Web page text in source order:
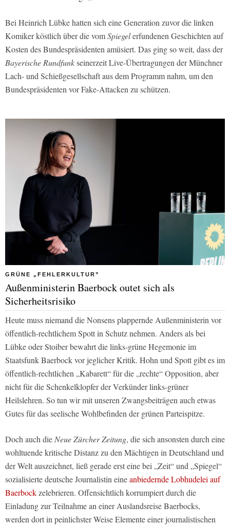
Bei Heinrich Lübke hatten sich eine Generation zuvor die linken
Komiker köstlich über die vomSpiegelerfundenen Geschichten auf
Kosten des Bundespräsidenten amüsiert. Das ging so weit, dass der
Bayerische Rundfunkseinerzeit Live-Übertragungen der Münchner
Lach- und Schießgesellschaft aus dem Programm nahm, um den
Bundespräsidenten vor Fake-Attacken zu schützen.
GRÜNE „FEHLERKULTUR”
Außenministerin Baerbock outet sich als
Sicherheitsrisiko
Heute muss niemand die Nonsens plappernde Außenministerin vor
öffentlich-rechtlichem Spott in Schutz nehmen. Anders als bei
Lübke oder Stoiber bewahrt die links-grüne Hegemonie im
Staatsfunk Baerbock vor jeglicher Kritik. Hohn und Spott gibt es im
öffentlich-rechtlichen „Kabarett“ für die „rechte“ Opposition, aber
nicht für die Schenkelklopfer der Verkünder links-grüner
Heilslehren. So tun wir mit unseren Zwangsbeiträgen auch etwas
Gutes für das seelische Wohlbefinden der grünen Parteispitze.
Doch auch die Neue Zürcher Zeitung, die sich ansonsten durch eine
wohltuende kritische Distanz zu den Mächtigen in Deutschland und
der Welt auszeichnet, ließ gerade erst eine bei „Zeit“ und „Spiegel“
sozialisierte deutsche Journalistin eineanbiedernde Lobhudelei auf
Baerbockzelebrieren. Offensichtlich korrumpiert durch die
Einladung zur Teilnahme an einer Auslandsreise Baerbocks,
werden dort in peinlichster Weise Elemente einer journalistischen